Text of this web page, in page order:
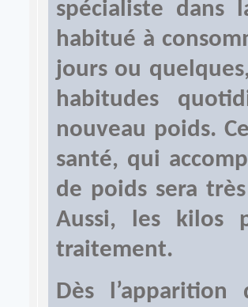
spécialiste dans
habitué à
jours ou
habitudes
nouveau poids.
santé, qui
de poids sera
Aussi, les kilos
traitement.
Dès